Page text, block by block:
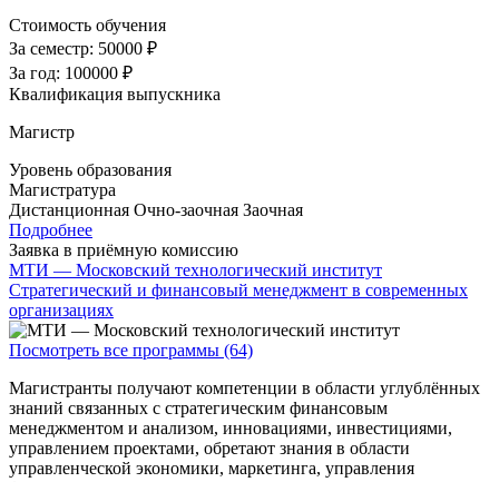
Стоимость обучения
За семестр: 50000 ₽
За год: 100000 ₽
Квалификация выпускника
Магистр
Уровень образования
Магистратура
Дистанционная Очно-заочная Заочная
Подробнее
Заявка в приёмную комиссию
МТИ — Московский технологический институт
Стратегический и финансовый менеджмент в современных
организациях
Посмотреть все программы (64)
Магистранты получают компетенции в области углублённых
знаний связанных с стратегическим финансовым
менеджментом и анализом, инновациями, инвестициями,
управлением проектами, обретают знания в области
управленческой экономики, маркетинга, управления